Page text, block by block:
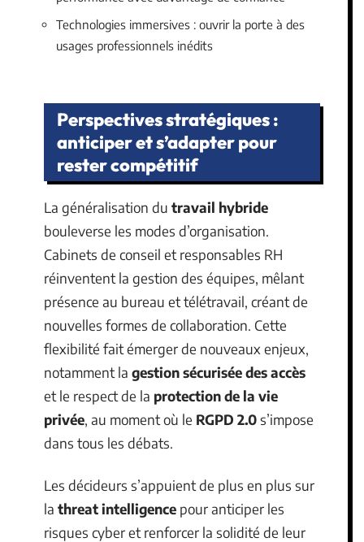
Technologies immersives : ouvrir la porte à des
usages professionnels inédits
Perspectives stratégiques :
anticiper et s’adapter pour
rester compétitif
La généralisation du travail hybride
bouleverse les modes d’organisation.
Cabinets de conseil et responsables RH
réinventent la gestion des équipes, mêlant
présence au bureau et télétravail, créant de
nouvelles formes de collaboration. Cette
flexibilité fait émerger de nouveaux enjeux,
notamment la gestion sécurisée des accès
et le respect de la protection de la vie
privée, au moment où le RGPD 2.0s’impose
dans tous les débats.
Les décideurs s’appuient de plus en plus sur
la threat intelligence pour anticiper les
risques cyber et renforcer la solidité de leur